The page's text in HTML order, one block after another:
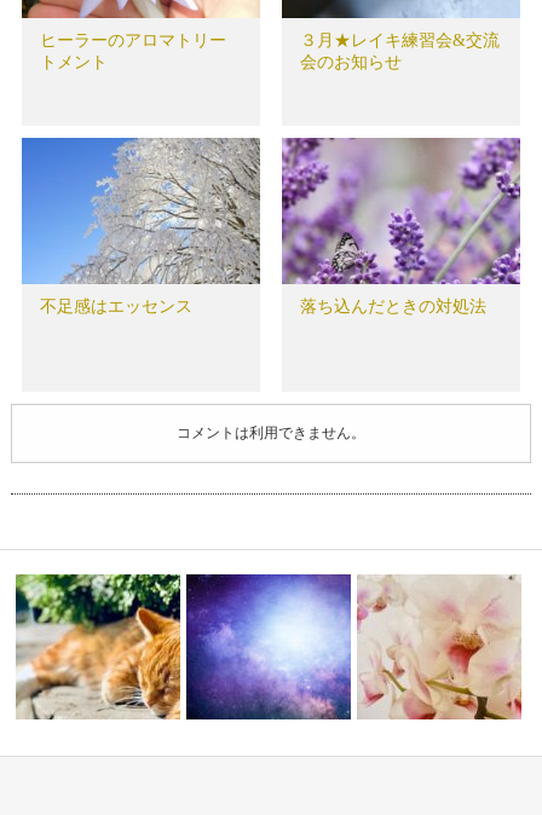
ヒーラーのアロマトリー
トメント
３月★レイキ練習会&交流
会のお知らせ
不足感はエッセンス 落ち込んだときの対処法
コメントは利用できません。